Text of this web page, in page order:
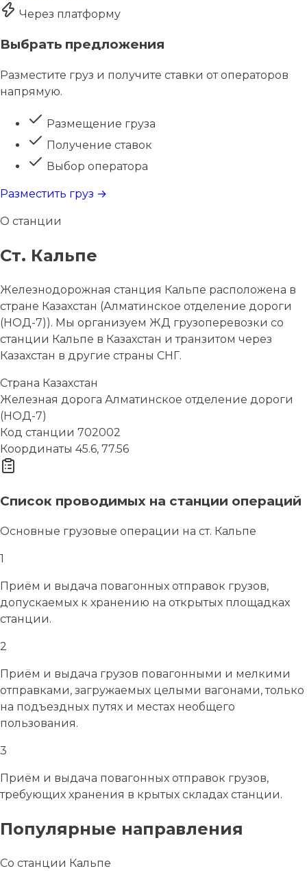
Через платформу
Выбрать предложения
Разместите груз и получите ставки от операторов
напрямую.
Размещение груза
Получение ставок
Выбор оператора
Разместить груз →
О станции
Ст. Кальпе
Железнодорожная станция Кальпе расположена в
стране Казахстан (Алматинское отделение дороги
(НОД-7)). Мы организуем ЖД грузоперевозки со
станции Кальпе в Казахстан и транзитом через
Казахстан в другие страны СНГ.
Страна Казахстан
Железная дорога Алматинское отделение дороги
(НОД-7)
Код станции 702002
Координаты 45.6, 77.56
Список проводимых на станции операций
Основные грузовые операции на ст. Кальпе
1
Приём и выдача повагонных отправок грузов,
допускаемых к хранению на открытых площадках
станции.
2
Приём и выдача грузов повагонными и мелкими
отправками, загружаемых целыми вагонами, только
на подъездных путях и местах необщего
пользования.
3
Приём и выдача повагонных отправок грузов,
требующих хранения в крытых складах станции.
Популярные направления
Со станции Кальпе